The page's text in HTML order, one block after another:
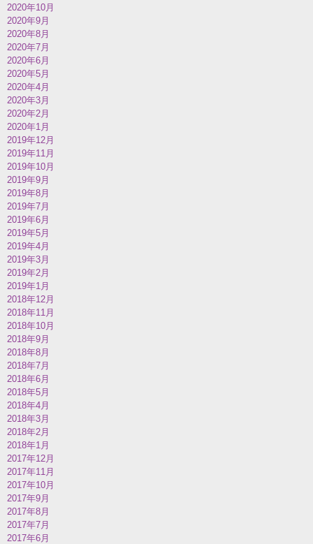
2020年10月
2020年9月
2020年8月
2020年7月
2020年6月
2020年5月
2020年4月
2020年3月
2020年2月
2020年1月
2019年12月
2019年11月
2019年10月
2019年9月
2019年8月
2019年7月
2019年6月
2019年5月
2019年4月
2019年3月
2019年2月
2019年1月
2018年12月
2018年11月
2018年10月
2018年9月
2018年8月
2018年7月
2018年6月
2018年5月
2018年4月
2018年3月
2018年2月
2018年1月
2017年12月
2017年11月
2017年10月
2017年9月
2017年8月
2017年7月
2017年6月